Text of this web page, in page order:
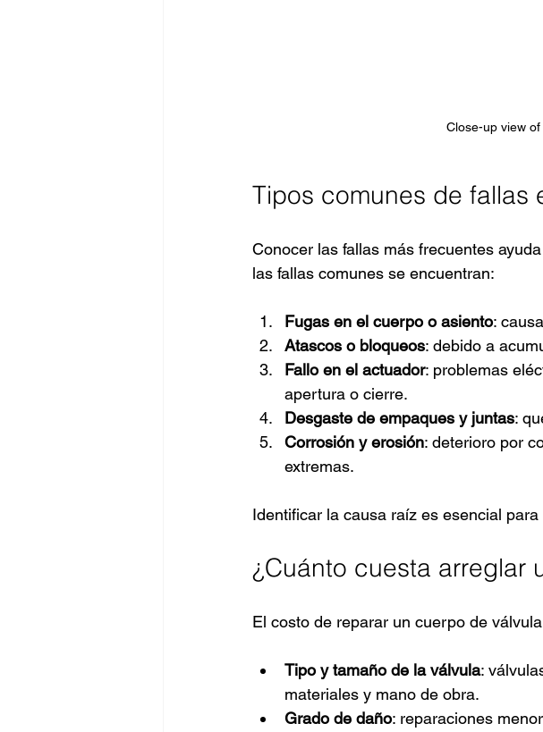
Close-up view
Tipos comunes de fallas
Conocer las fallas más frecuentes
las fallas comunes se encuentran:
Fugas en el cuerpo o asiento:
Atascos o bloqueos: debido a
Fallo en el actuador: problemas
apertura o cierre.
Desgaste de empaques y juntas:
Corrosión y erosión: deterioro por
extremas.
Identificar la causa raíz es esencial
¿Cuánto cuesta arreglar
El costo de reparar un cuerpo de
Tipo y tamaño de la válvula:
materiales y mano de obra.
Grado de daño: reparaciones